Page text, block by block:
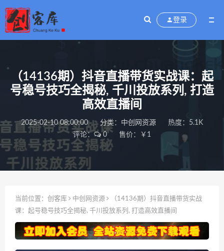
登录
（14136期）抖音直播带货实战课：起
号稳号技巧全揭秘, 千川投放系列, 打造
高效直播间
2025-02-10 08:00:00 分类： 中创网资源
热度：5.1K
评论：
0 售价：￥1
当前位置： 创客库 中创网资源
（14136期）抖音直播带货实战
课：起号稳号技巧全揭秘, 千川投放系列, 打造高效直播间